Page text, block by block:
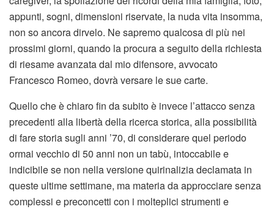
appunti, sogni, dimensioni riservate, la nuda vita insomma,
non so ancora dirvelo. Ne sapremo qualcosa di più nei
prossimi giorni, quando la procura a seguito della richiesta
di riesame avanzata dal mio difensore, avvocato
Francesco Romeo, dovrà versare le sue carte.
Quello che è chiaro fin da subito è invece l’attacco senza
precedenti alla libertà della ricerca storica, alla possibilità
di fare storia sugli anni ’70, di considerare quel periodo
ormai vecchio di 50 anni non un tabù, intoccabile e
indicibile se non nella versione quirinalizia declamata in
queste ultime settimane, ma materia da approcciare senza
complessi e preconcetti con i molteplici strumenti e